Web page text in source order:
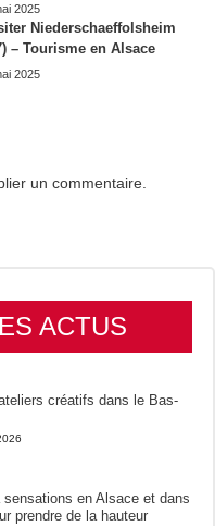
2025
Niederschaeffolsheim
– Tourisme en Alsace
2025
un commentaire.
ACTUS
créatifs dans le Bas-
en Alsace et dans
prendre de la hauteur